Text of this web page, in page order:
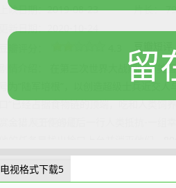
上映日期：2019-08-23 片长：
豆瓣短评
在第三次世界大战期间，美
号为“陆军培根”，以创造超级士兵近交
口”已经占据食物链的顶端，吃和人类
电视格式下载5
留